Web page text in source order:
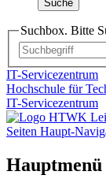
Suche
Suchbox. Bitte
IT-Servicezentrum
Hochschule für
IT-Servicezentrum
Seiten Haupt-
Hauptmenü